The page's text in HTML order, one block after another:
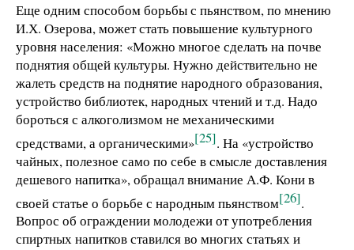
Еще одним способом борьбы с пьянством, по мнению
И.Х. Озерова, может стать повышение культурного
уровня населения: «Можно многое сделать на почве
поднятия общей культуры. Нужно действительно не
жалеть средств на поднятие народного образования,
устройство библиотек, народных чтений и т.д. Надо
бороться с алкоголизмом не механическими
средствами, а органическими»[25]. На «устройство
чайных, полезное само по себе в смысле доставления
дешевого напитка», обращал внимание А.Ф. Кони в
своей статье о борьбе с народным пьянством[26].
Вопрос об ограждении молодежи от употребления
спиртных напитков ставился во многих статьях и